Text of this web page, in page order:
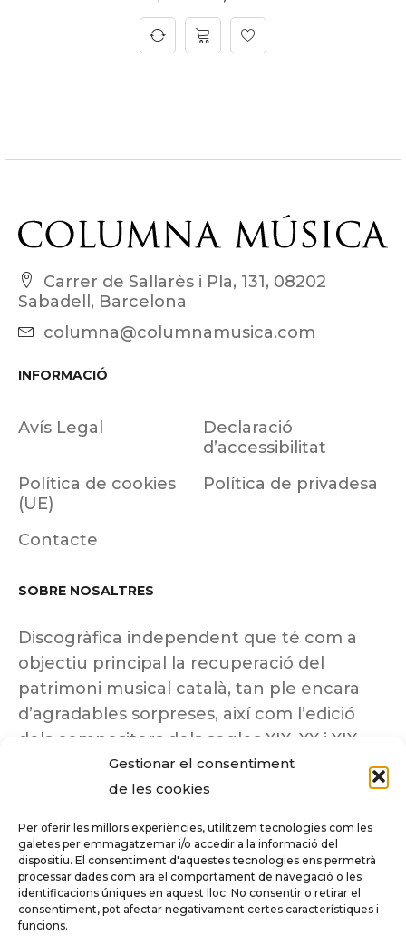
Gestionar el consentiment
de les cookies
Per oferir les millors experiències, utilitzem tecnologies com les
galetes per emmagatzemar i/o accedir a la informació del
dispositiu. El consentiment d'aquestes tecnologies ens permetrà
processar dades com ara el comportament de navegació o les
identificacions úniques en aquest lloc. No consentir o retirar el
consentiment, pot afectar negativament certes característiques i
funcions.
Carrer de Sallarès i Pla, 131, 08202
Sabadell, Barcelona
columna@columnamusica.com
INFORMACIÓ
Avís Legal
Declaració
d’accessibilitat
Política de cookies
(UE)
Política de privadesa
Contacte
SOBRE NOSALTRES
Discogràfica independent que té com a
objectiu principal la recuperació del
patrimoni musical català, tan ple encara
d’agradables sorpreses, així com l’edició
dels compositors dels segles XIX, XX i XIX
insuficientment coneguts.
Tots els drets reservats a ©Columna
Música.